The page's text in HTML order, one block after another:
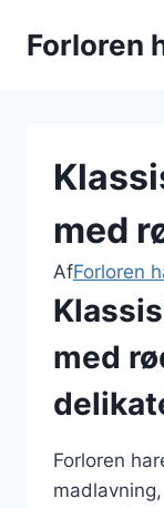
Forloren
med
AfForloren
med
Forloren